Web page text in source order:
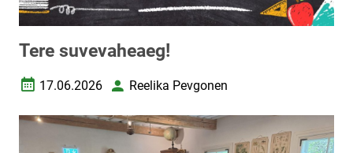
Tere suvevaheaeg!
Loomise kuupäev
17.06.2026 AutorReelika Pevgonen